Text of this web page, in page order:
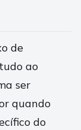
de
ao
ser
quando
do